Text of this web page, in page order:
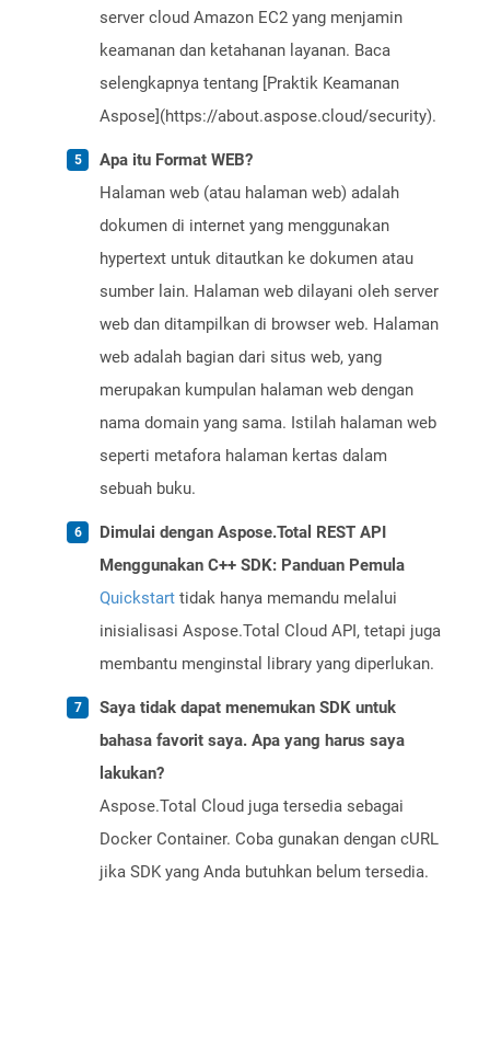
server cloud Amazon EC2 yang menjamin
keamanan dan ketahanan layanan. Baca
selengkapnya tentang [Praktik Keamanan
Aspose](https://about.aspose.cloud/security).
Apa itu Format WEB?
Halaman web (atau halaman web) adalah
dokumen di internet yang menggunakan
hypertext untuk ditautkan ke dokumen atau
sumber lain. Halaman web dilayani oleh server
web dan ditampilkan di browser web. Halaman
web adalah bagian dari situs web, yang
merupakan kumpulan halaman web dengan
nama domain yang sama. Istilah halaman web
seperti metafora halaman kertas dalam
sebuah buku.
Dimulai dengan Aspose.Total REST API
Menggunakan C++ SDK: Panduan Pemula
Quickstart tidak hanya memandu melalui
inisialisasi Aspose.Total Cloud API, tetapi juga
membantu menginstal library yang diperlukan.
Saya tidak dapat menemukan SDK untuk
bahasa favorit saya. Apa yang harus saya
lakukan?
Aspose.Total Cloud juga tersedia sebagai
Docker Container. Coba gunakan dengan cURL
jika SDK yang Anda butuhkan belum tersedia.